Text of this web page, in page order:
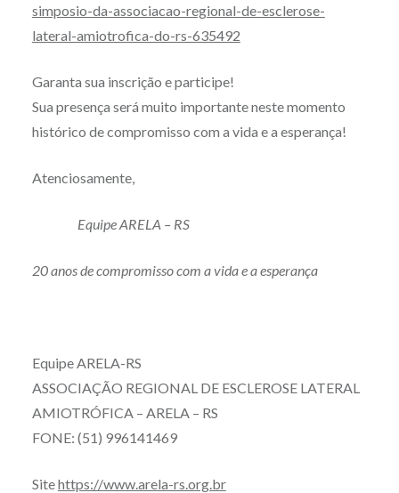
simposio-da-associacao-regional-de-esclerose-
lateral-amiotrofica-do-rs-635492
Garanta sua inscrição e participe!
Sua presença será muito importante neste momento
histórico de compromisso com a vida e a esperança!
Atenciosamente,
Equipe ARELA – RS
20 anos de compromisso com a vida e a esperança
Equipe ARELA-RS
ASSOCIAÇÃO REGIONAL DE ESCLEROSE LATERAL
AMIOTRÓFICA – ARELA – RS
FONE: (51) 996141469
Sitehttps://www.arela-rs.org.br